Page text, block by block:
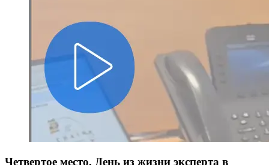
Четвертое место. День из жизни эксперта в